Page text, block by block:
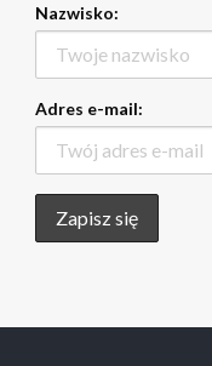
Nazwisko:
Adres e-mail: